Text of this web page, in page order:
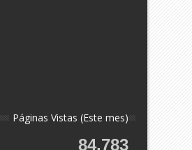
Páginas Vistas (Este mes)
84,783